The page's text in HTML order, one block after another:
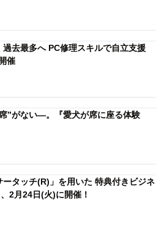
去最多へ PC修理スキルで自立支援
催
”がない―。『愛犬が席に座る体験
タッチ(R)」を用いた 特典付きビジネ
2月24日(火)に開催！